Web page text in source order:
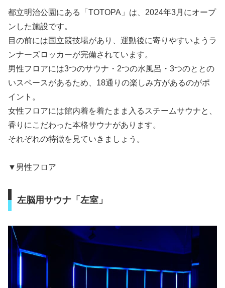
都立明治公園にある「TOTOPA」は、2024年3月にオープ
ンした施設です。
目の前には国立競技場があり、運動後に寄りやすいようラ
ンナーズロッカーが完備されています。
男性フロアには3つのサウナ・2つの水風呂・3つのととの
いスペースがあるため、18通りの楽しみ方があるのがポ
イント。
女性フロアには館内着を着たまま入るスチームサウナと、
香りにこだわった本格サウナがあります。
それぞれの特徴を見ていきましょう。
▼男性フロア
左脳用サウナ「左室」